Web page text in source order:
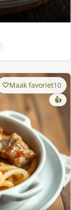
Maak favoriet10
👍